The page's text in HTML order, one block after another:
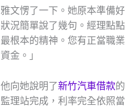
雅文愣了一下。她原本準備
狀況簡單說了幾句。經理點
最根本的精神。您有正當職
資金。」
他向她說明了新竹汽車借款
監理站完成，利率完全依照